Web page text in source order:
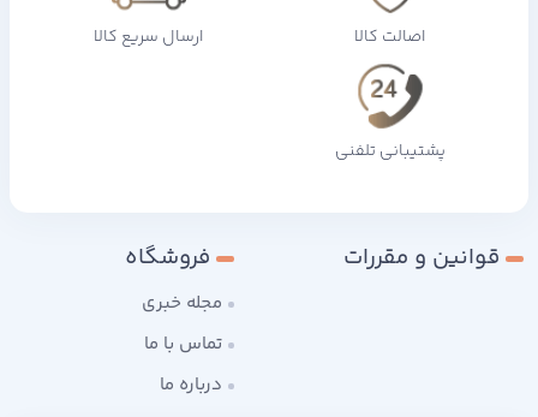
اصالت کالا ارسال سریع کالا
پشتیبانی تلفنی
قوانین و مقررات فروشگاه
مجله خبری
تماس با ما
درباره ما